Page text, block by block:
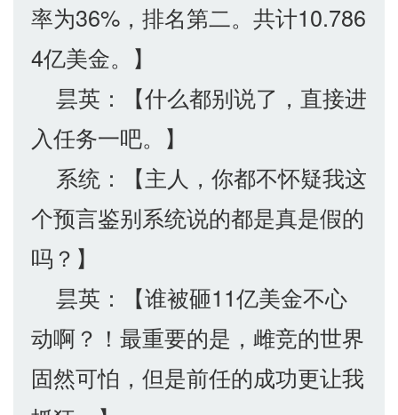
率为36%，排名第二。共计10.786
4亿美金。】
昙英：【什么都别说了，直接进
入任务一吧。】
系统：【主人，你都不怀疑我这
个预言鉴别系统说的都是真是假的
吗？】
昙英：【谁被砸11亿美金不心
动啊？！最重要的是，雌竞的世界
固然可怕，但是前任的成功更让我